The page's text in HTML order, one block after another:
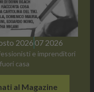
2026 07 2026
e imprenditori
casa
al Magazine